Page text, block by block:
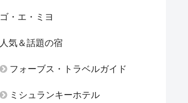
ゴ・エ・ミヨ
人気＆話題の宿
フォーブス・トラベルガイド
ミシュランキーホテル